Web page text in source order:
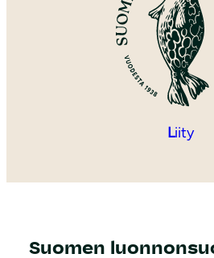
Liity
Suomen